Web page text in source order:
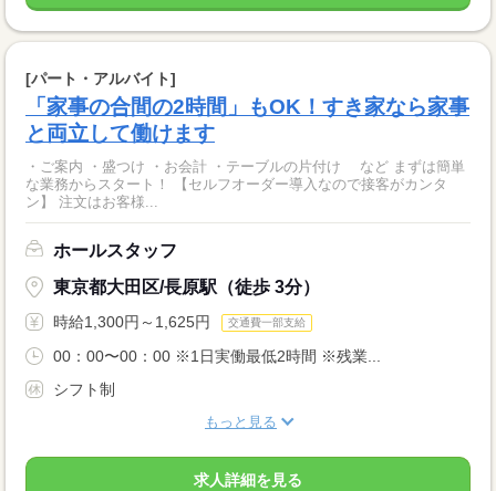
[パート・アルバイト]
「家事の合間の2時間」もOK！すき家なら家事
と両立して働けます
・ご案内 ・盛つけ ・お会計 ・テーブルの片付け など まずは簡単
な業務からスタート！ 【セルフオーダー導入なので接客がカンタ
ン】 注文はお客様...
ホールスタッフ
東京都大田区/長原駅（徒歩 3分）
時給1,300円～1,625円 交通費一部支給
00：00〜00：00 ※1日実働最低2時間 ※残業...
シフト制
もっと見る
求人詳細を見る